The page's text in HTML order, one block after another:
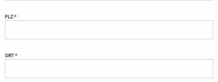
PLZ *
ORT *